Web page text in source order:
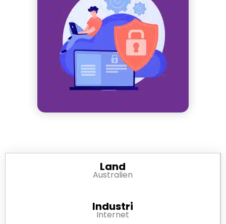
Land
Australien
Industri
Internet